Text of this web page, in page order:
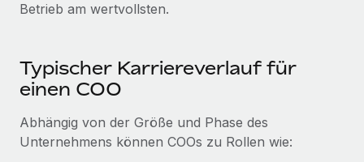
Betrieb am wertvollsten.
Typischer Karriereverlauf für
einen COO
Abhängig von der Größe und Phase des
Unternehmens können COOs zu Rollen wie: